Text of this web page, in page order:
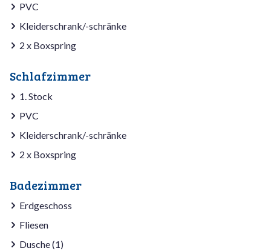
PVC
Kleiderschrank/-schränke
2 x Boxspring
Schlafzimmer
1. Stock
PVC
Kleiderschrank/-schränke
2 x Boxspring
Badezimmer
Erdgeschoss
Fliesen
Dusche (1)